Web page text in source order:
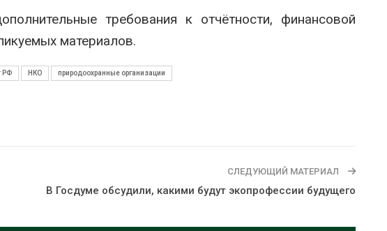
требования к отчётности, финансовой
материалов.
РФ НКО природоохранные организации
СЛЕДУЮЩИЙ МАТЕРИАЛ
В Госдуме обсудили, какими будут экопрофессии будущего